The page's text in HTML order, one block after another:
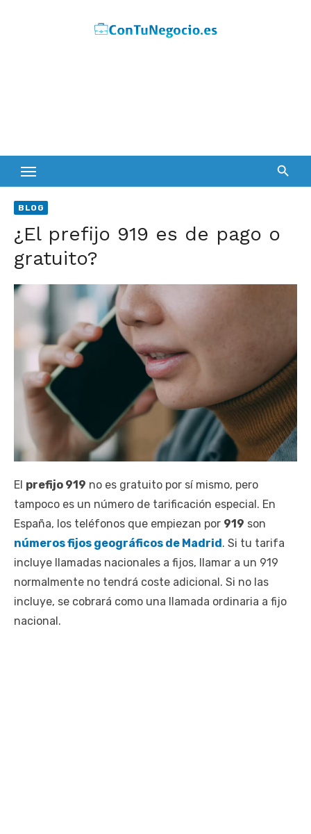
BLOG
¿El prefijo 919 es de pago o
gratuito?
El prefijo 919 no es gratuito por sí mismo, pero
tampoco es un número de tarificación especial. En
España, los teléfonos que empiezan por 919 son
números fijos geográficos de Madrid . Si tu tarifa
incluye llamadas nacionales a fijos, llamar a un 919
normalmente no tendrá coste adicional. Si no las
incluye, se cobrará como una llamada ordinaria a fijo
nacional.